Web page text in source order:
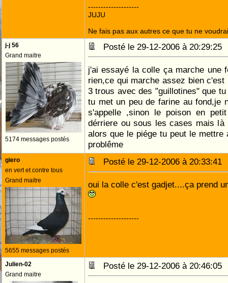
--------------------
JUJU
Ne fais pas aux autres ce que tu ne
j-j 56
Grand maitre
5174 messages postés
Posté le 29-12-2006 à
j'ai essayé la colle ça marche une
rien,ce qui marche assez bien
3 trous avec des "guillotines" que
tu met un peu de farine au fond,je
s'appelle ,sinon le poison en
dérriere ou sous les cases mais
alors que le piége tu peut le mettre
problême
giero
en vert et contre tous
Grand maitre
5655 messages postés
Posté le 29-12-2006 à
oui la colle c'est gadjet....ça prend
--------------------
Julien-02
Grand maitre
Posté le 29-12-2006 à